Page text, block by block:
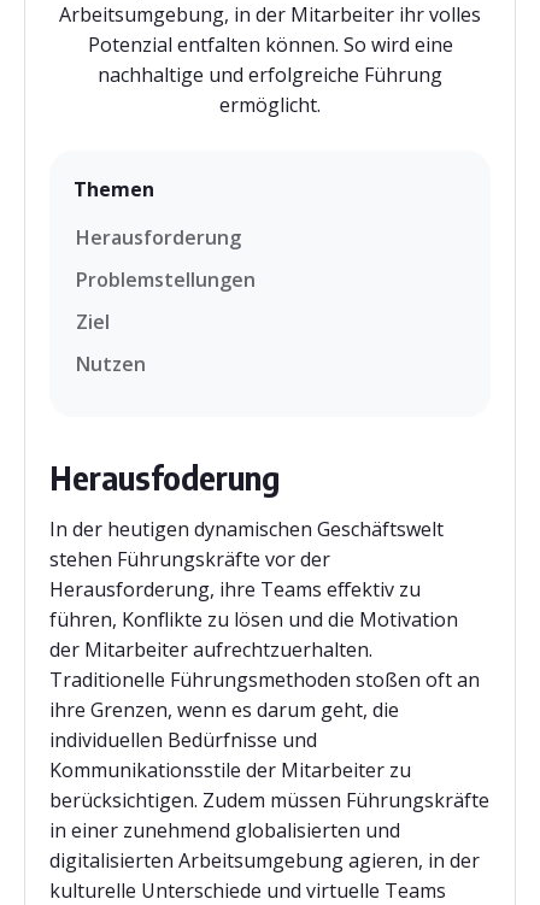
Arbeitsumgebung, in der Mitarbeiter ihr volles
Potenzial entfalten können. So wird eine
nachhaltige und erfolgreiche Führung
ermöglicht.
Themen
Herausforderung
Problemstellungen
Ziel
Nutzen
Herausfoderung
In der heutigen dynamischen Geschäftswelt
stehen Führungskräfte vor der
Herausforderung, ihre Teams effektiv zu
führen, Konflikte zu lösen und die Motivation
der Mitarbeiter aufrechtzuerhalten.
Traditionelle Führungsmethoden stoßen oft an
ihre Grenzen, wenn es darum geht, die
individuellen Bedürfnisse und
Kommunikationsstile der Mitarbeiter zu
berücksichtigen. Zudem müssen Führungskräfte
in einer zunehmend globalisierten und
digitalisierten Arbeitsumgebung agieren, in der
kulturelle Unterschiede und virtuelle Teams